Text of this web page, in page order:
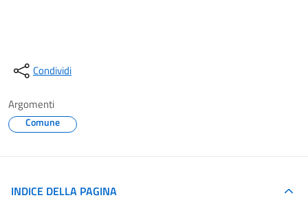
Condividi
Argomenti
Comune
INDICE DELLA PAGINA